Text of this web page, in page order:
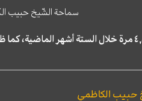
سماحة الشّيخ حبيب
حبيب الكاظمي